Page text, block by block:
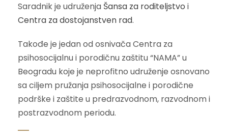
Saradnik je udruženja Šansa za roditeljstvo i
Centra za dostojanstven rad.
Takođe je jedan od osnivača Centra za
psihosocijalnu i porodičnu zaštitu “NAMA” u
Beogradu koje je neprofitno udruženje osnovano
sa ciljem pružanja psihosocijalne i porodične
podrške i zaštite u predrazvodnom, razvodnom i
postrazvodnom periodu.